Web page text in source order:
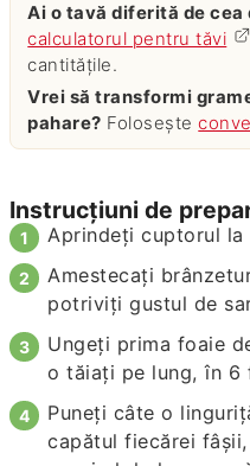
Ai o tavă diferită de
calculatorul pentru tăvi
cantitățile.
Vrei să transformi gramele în linguri, căni sau
pahare? Folosește
Instrucțiuni de
Aprindeți cuptorul la
Amestecați
potriviți gustul de
Ungeți prima foaie
o tăiați pe lung, în 6
Puneți câte o
capătul fiecărei